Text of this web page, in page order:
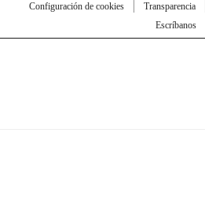
Configuración de cookies
Transparencia
Escríbanos